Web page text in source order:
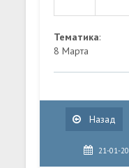
Тематика:
8 Марта
Назад
21-01-